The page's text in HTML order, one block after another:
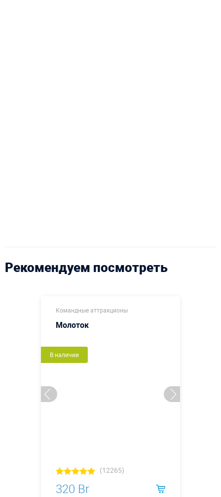
Рекомендуем посмотреть
Командные аттракционы
Молоток
В наличии
(12265)
320 Br